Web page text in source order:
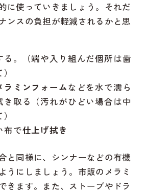
に使っていきましょう。それだ
ンスの負担が軽減されるかと思
る。（端や入り組んだ個所は歯
ラミンフォームなどを水で濡ら
き取る（汚れがひどい場合は中
布で仕上げ拭き
と同様に、シンナーなどの有機
うにしましょう。市販のメラミ
きます。また、ストーブやドラ